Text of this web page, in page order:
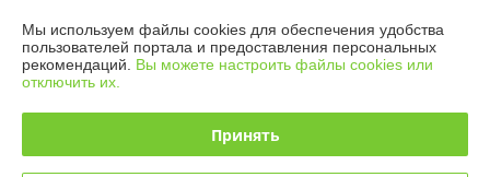
Контакты
Мы используем файлы cookies для обеспечения удобства
пользователей портала и предоставления персональных
рекомендаций. Вы можете настроить файлы cookies или
отключить их.
Принять